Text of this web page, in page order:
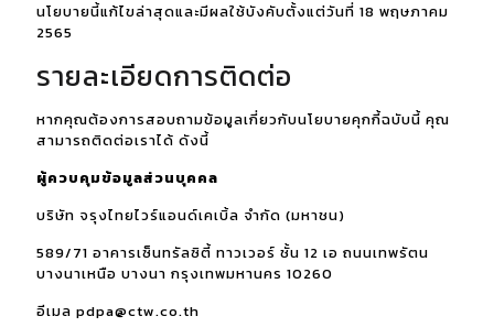
นโยบายนี้แก้ไขล่าสุดและมีผลใช้บังคับตั้งแต่วันที่ 18 พฤษภาคม
2565
รายละเอียดการติดต่อ
หากคุณต้องการสอบถามข้อมูลเกี่ยวกับนโยบายคุกกี้ฉบับนี้ คุณ
สามารถติดต่อเราได้ ดังนี้
ผู้ควบคุมข้อมูลส่วนบุคคล
บริษัท จรุงไทยไวร์แอนด์เคเบิ้ล จำกัด (มหาชน)
589/71 อาคารเซ็นทรัลซิตี้ ทาวเวอร์ ชั้น 12 เอ ถนนเทพรัตน
บางนาเหนือ บางนา กรุงเทพมหานคร 10260
อีเมล pdpa@ctw.co.th